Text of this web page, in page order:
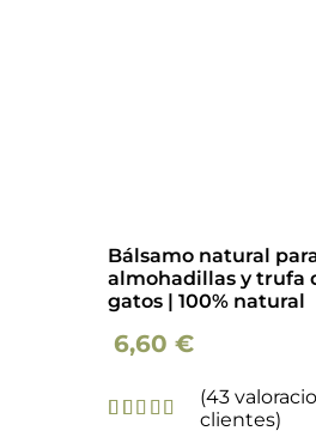
Bálsamo natural
almohadillas y trufa
gatos | 100% natural
6,60 €
(43
clientes)